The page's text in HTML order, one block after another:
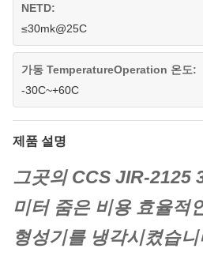
NETD:
≤30mk@25C
가동 TemperatureOperation 온도:
-30C~+60C
제품 설명
그곳의 CCS JIR-2125
미터 줌은 비용 효율적
형성기를 냉각시켰습니